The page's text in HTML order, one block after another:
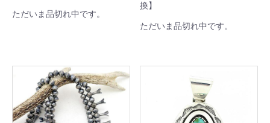
ただいま品切れ中です。
換】
ただいま品切れ中です。